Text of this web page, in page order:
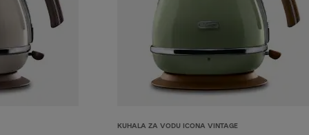
KUHALA ZA VODU ICONA VINTAGE